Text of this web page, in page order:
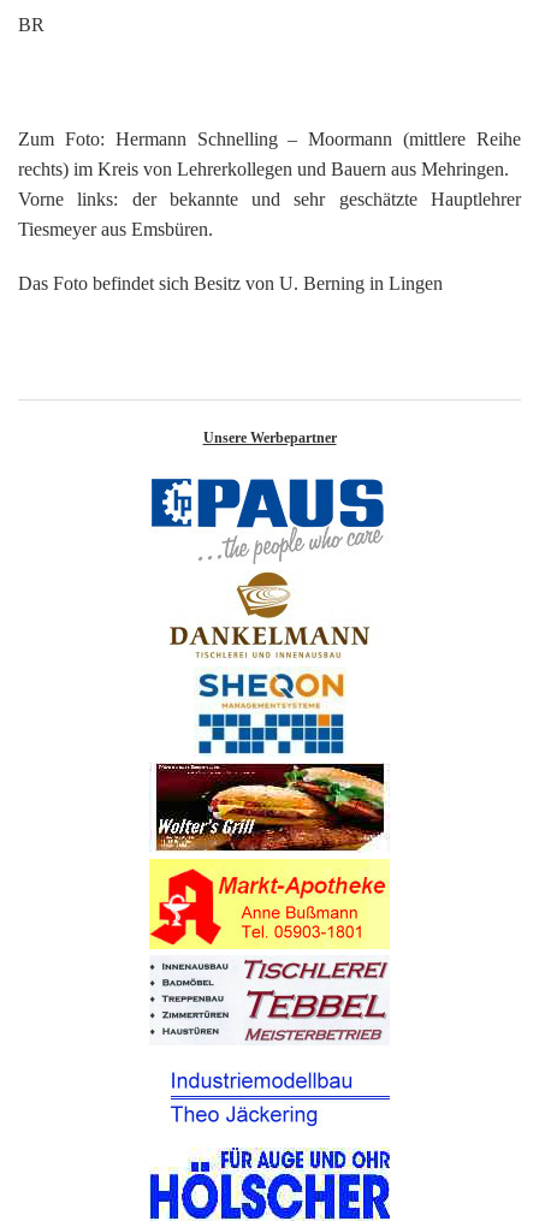
BR
Zum Foto: Hermann Schnelling – Moormann (mittlere Reihe
rechts) im Kreis von Lehrerkollegen und Bauern aus Mehringen.
Vorne links: der bekannte und sehr geschätzte Hauptlehrer
Tiesmeyer aus Emsbüren.
Das Foto befindet sich Besitz von U. Berning in Lingen
Unsere Werbepartner